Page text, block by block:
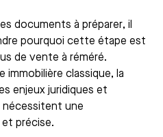
documents à préparer, il
pourquoi cette étape est
de vente à réméré.
immobilière classique, la
enjeux juridiques et
nécessitent une
précise.